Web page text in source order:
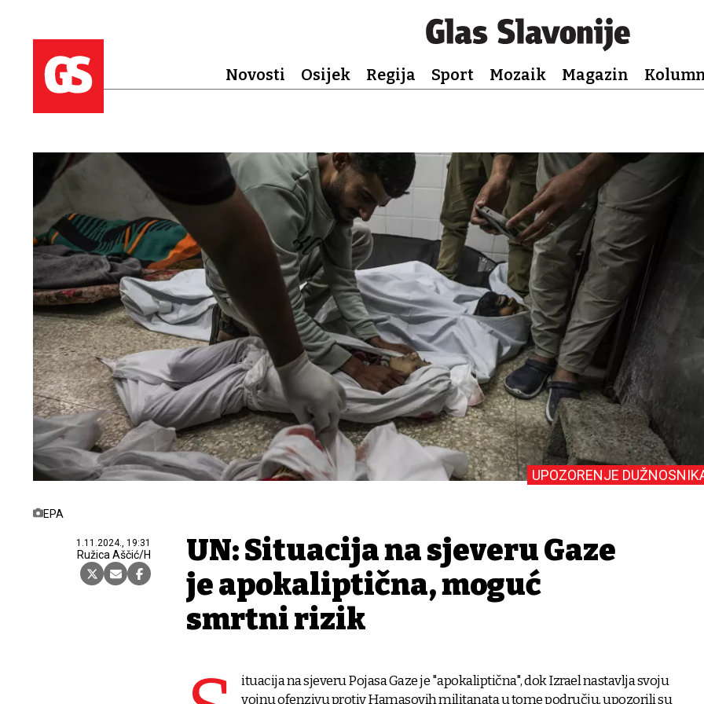
Novosti Osijek Regija Sport Mozaik Magazin
EPA
1.11.2024., 19:31
Ružica Aščić/H
UPOZORENJE
UN: Situacija na sjeveru Gaze
je apokaliptična, moguć
smrtni rizik
ituacija na sjeveru Pojasa Gaze je "apokaliptična", dok Izrael nastavlja svoju
vojnu ofenzivu protiv Hamasovih militanata u tome području, upozorili su